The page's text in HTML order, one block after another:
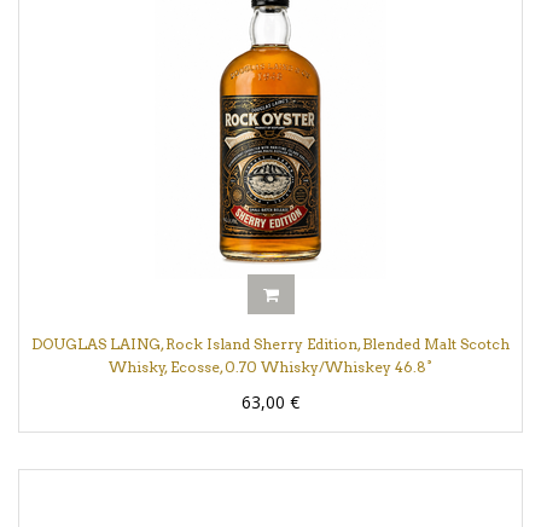
DOUGLAS LAING, Rock Island Sherry Edition, Blended Malt Scotch
Whisky, Ecosse, 0.70 Whisky/Whiskey 46.8°
63,00 €